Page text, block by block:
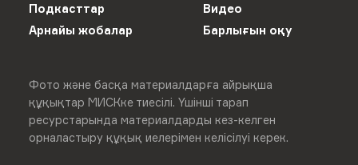
Подкасттар
Видео
Арнайы жобалар
Барлығын оқу
Фото және басқа материалдарға айрықша
құқықтар МИСКке тиесілі. Үшінші тарап
ресурстарында материалдарды кез-келген
орналастыру құқық иелерімен келісілуі керек.